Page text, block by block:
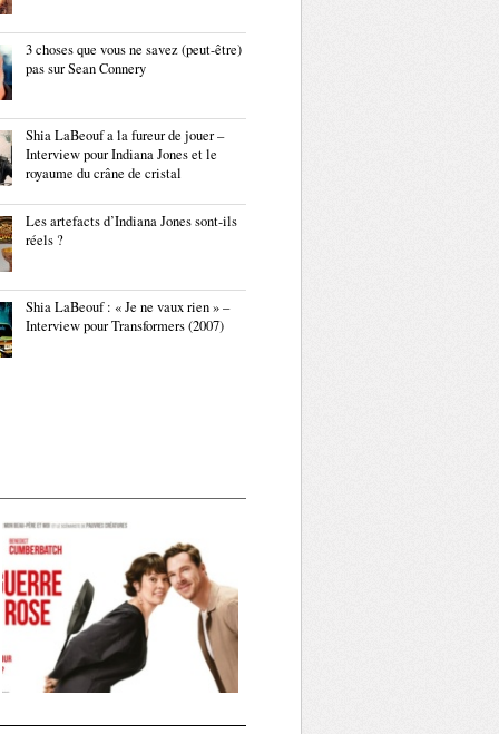
3 choses que vous ne savez (peut-être)
pas sur Sean Connery
Shia LaBeouf a la fureur de jouer –
Interview pour Indiana Jones et le
royaume du crâne de cristal
Les artefacts d’Indiana Jones sont-ils
réels ?
Shia LaBeouf : « Je ne vaux rien » –
Interview pour Transformers (2007)